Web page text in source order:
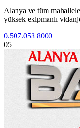
Alanya ve tüm
yüksek ekipmanlı
0.507.058 8000
05